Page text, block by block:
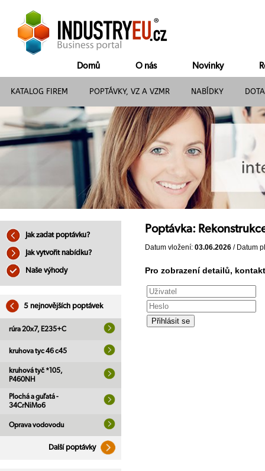
Domů O nás Novinky
KATALOG FIREM POPTÁVKY, VZ A VZMR NABÍDKY
Jak zadat poptávku?
Jak vytvořit nabídku?
Naše výhody
5 nejnovějších poptávek
rúra 20x7, E235+C
kruhova tyc 46 c45
kruhová tyč *105,
P460NH
Plochá a guľatá -
34CrNiMo6
Oprava vodovodu
Další poptávky
Poptávka:
Datum vložení: 03.06.2026 / Datum
Pro zobrazení detailů,